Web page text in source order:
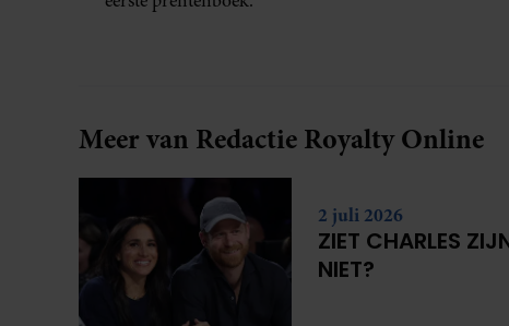
Meer van Redactie Royalty Online
2 juli 2026
ZIET CHARLES
NIET?